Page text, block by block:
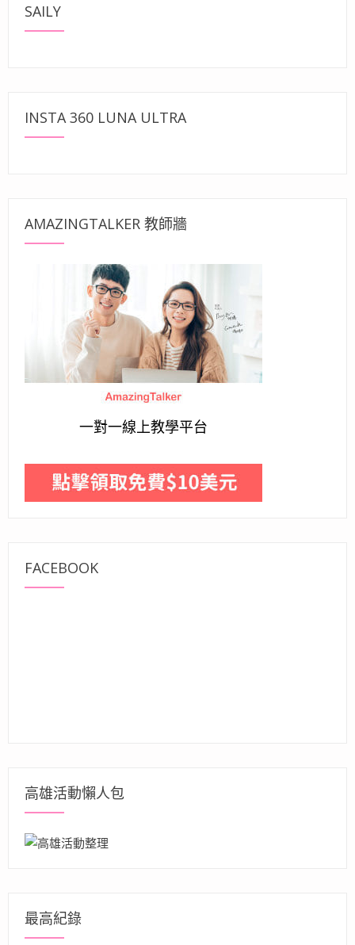
SAILY
INSTA 360 LUNA ULTRA
AMAZINGTALKER 教師牆
一對一線上教學平台
FACEBOOK
高雄活動懶人包
最高紀錄